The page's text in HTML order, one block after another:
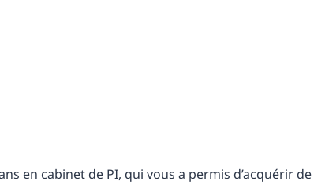
en cabinet de PI, qui vous a permis d’acquérir de